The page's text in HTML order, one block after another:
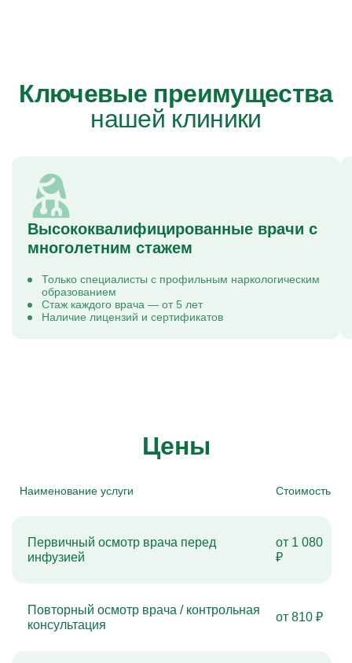
Ключевые преимущества
нашей клиники
Высококвалифицированные врачи с
многолетним стажем
Только специалисты с профильным наркологическим
образованием
Стаж каждого врача — от 5 лет
Наличие лицензий и сертификатов
Цены
Наименование услуги Стоимость
Первичный осмотр врача перед
инфузией
от 1 080
₽
Повторный осмотр врача / контрольная
консультация
от 810 ₽